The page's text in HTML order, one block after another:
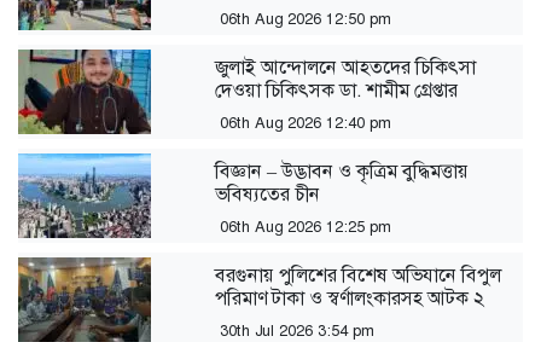
06th Aug 2026 12:50 pm
জুলাই আন্দোলনে আহতদের চিকিৎসা
দেওয়া চিকিৎসক ডা. শামীম গ্রেপ্তার
06th Aug 2026 12:40 pm
বিজ্ঞান – উদ্ভাবন ও কৃত্রিম বুদ্ধিমত্তায়
ভবিষ্যতের চীন
06th Aug 2026 12:25 pm
বরগুনায় পুলিশের বিশেষ অভিযানে বিপুল
পরিমাণ টাকা ও স্বর্ণালংকারসহ আটক ২
30th Jul 2026 3:54 pm